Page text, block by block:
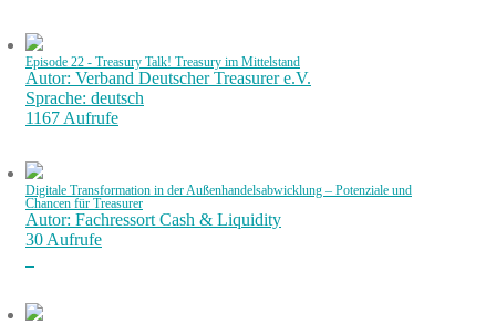
Episode 22 - Treasury Talk! Treasury im Mittelstand
Autor: Verband Deutscher Treasurer e.V.
Sprache: deutsch
1167 Aufrufe
Digitale Transformation in der Außenhandelsabwicklung – Potenziale und
Chancen für Treasurer
Autor: Fachressort Cash & Liquidity
30 Aufrufe